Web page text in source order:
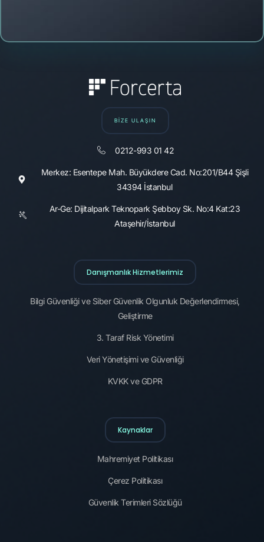
BİZE ULAŞIN
0212-993 01 42
Merkez: Esentepe Mah. Büyükdere Cad. No:201/B44 Şişli
34394 İstanbul
Ar-Ge: Dijitalpark Teknopark Şebboy Sk. No:4 Kat:23
Ataşehir/İstanbul
Danışmanlık Hizmetlerimiz
Bilgi Güvenliği ve Siber Güvenlik Olgunluk Değerlendirmesi,
Geliştirme
3. Taraf Risk Yönetimi
Veri Yönetişimi ve Güvenliği
KVKK ve GDPR
Kaynaklar
Mahremiyet Politikası
Çerez Politikası
Güvenlik Terimleri Sözlüğü